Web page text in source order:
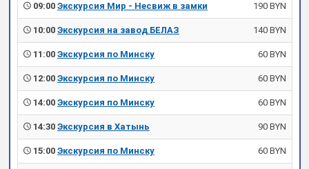
09:00 Экскурсия Мир - Несвиж в замки 190 BYN
10:00 Экскурсия на завод БЕЛАЗ 140 BYN
11:00 Экскурсия по Минску 60 BYN
12:00 Экскурсия по Минску 60 BYN
14:00 Экскурсия по Минску 60 BYN
14:30 Экскурсия в Хатынь 90 BYN
15:00 Экскурсия по Минску 60 BYN